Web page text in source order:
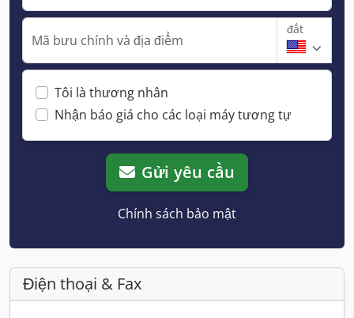
Mã bưu chính và địa điểm
đất
Tôi là thương nhân
Nhận báo giá cho các loại máy tương tự
Gửi yêu cầu
Chính sách bảo mật
Điện thoại & Fax